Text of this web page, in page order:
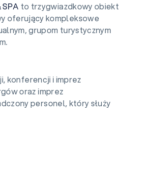
to trzygwiazdkowy obiekt
oferujący kompleksowe
grupom turystycznym
konferencji i imprez
oraz imprez
personel, który służy